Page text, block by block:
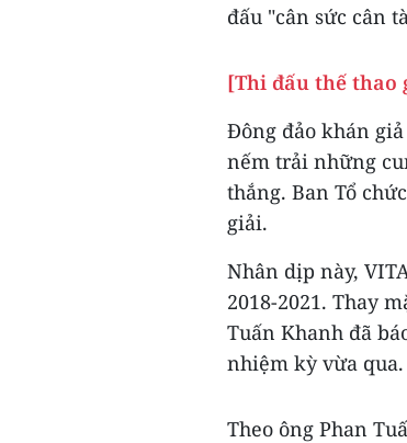
đấu "cân sức cân
[Thi đấu thế thao
Đông đảo khán
nếm trải những
thắng. Ban Tổ
giải.
Nhân dịp này,
2018-2021. Thay
Tuấn Khanh đã
nhiệm kỳ vừa qua.
Theo ông Phan